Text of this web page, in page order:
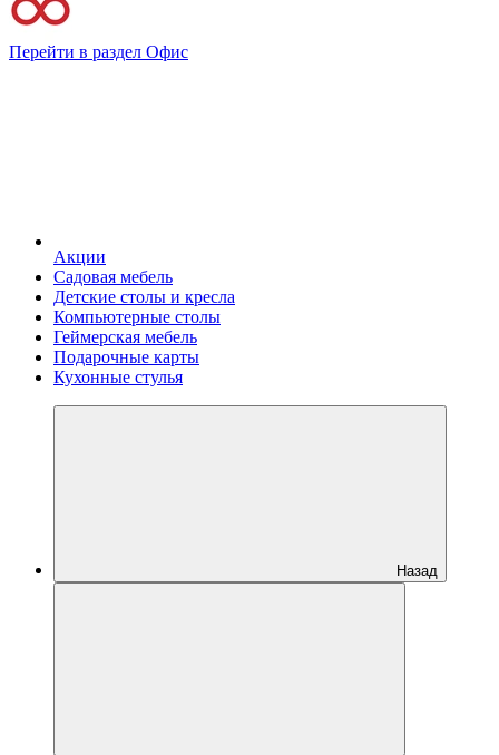
Перейти в раздел Офис
Акции
Садовая мебель
Детские столы и кресла
Компьютерные столы
Геймерская мебель
Подарочные карты
Кухонные стулья
Назад